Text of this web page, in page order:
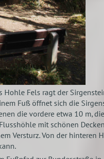
Hohle Fels ragt der
Fuß öffnet sich die
die vordere etwa 10 m,
mit schönen
Versturz. Von der hinteren